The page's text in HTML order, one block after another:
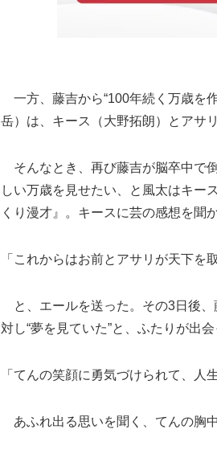
一方、藤吉から“100年続く万歳を
岳）は、キース（大野拓朗）とアサ
そんなとき、再び藤吉が脳卒中で
しい万歳を見せたい、と風太はキー
くり漫才』。キースに芸の感想を聞
「これからはお前とアサリが天下を
と、エールを送った。その3日後、
対し“夢を見ていた”と、ふたりが出
「てんの笑顔に勇気づけられて、人
あふれ出る思いを聞く、てんの胸